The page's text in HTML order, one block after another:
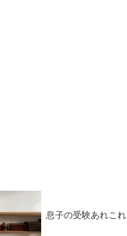
息子の受験あれこれ